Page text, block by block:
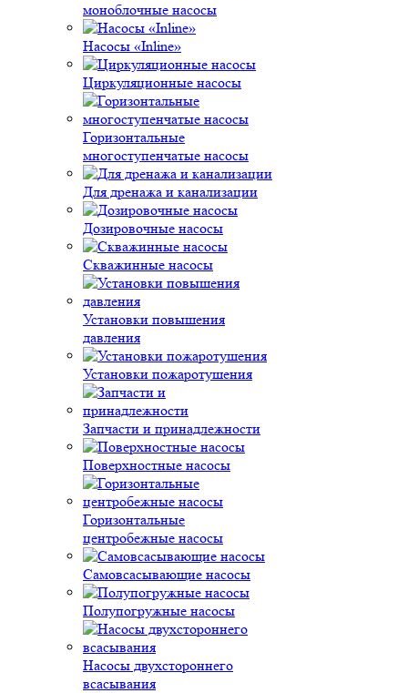
моноблочные насосы
Насосы «Inline»
Циркуляционные насосы
Горизонтальные
многоступенчатые насосы
Для дренажа и канализации
Дозировочные насосы
Скважинные насосы
Установки повышения
давления
Установки пожаротушения
Запчасти и принадлежности
Поверхностные насосы
Горизонтальные
центробежные насосы
Самовсасывающие насосы
Полупогружные насосы
Насосы двухстороннего
всасывания